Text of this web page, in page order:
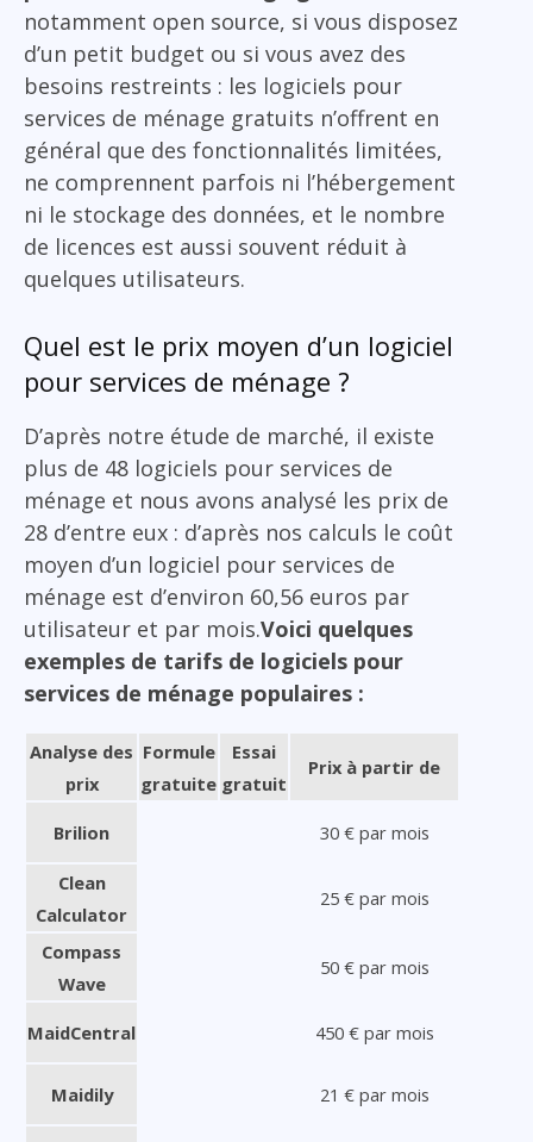
notamment open source, si vous disposez
d’un petit budget ou si vous avez des
besoins restreints : les logiciels pour
services de ménage gratuits n’offrent en
général que des fonctionnalités limitées,
ne comprennent parfois ni l’hébergement
ni le stockage des données, et le nombre
de licences est aussi souvent réduit à
quelques utilisateurs.
Quel est le prix moyen d’un logiciel
pour services de ménage ?
D’après notre étude de marché, il existe
plus de 48 logiciels pour services de
ménage et nous avons analysé les prix de
28 d’entre eux : d’après nos calculs le coût
moyen d’un logiciel pour services de
ménage est d’environ 60,56 euros par
utilisateur et par mois.Voici quelques
exemples de tarifs de logiciels pour
services de ménage populaires :
Analyse des
prix
Formule
gratuite
Essai
gratuit
Prix à partir de
Brilion 30 € par mois
Clean
Calculator
25 € par mois
Compass
Wave
50 € par mois
MaidCentral 450 € par mois
Maidily 21 € par mois